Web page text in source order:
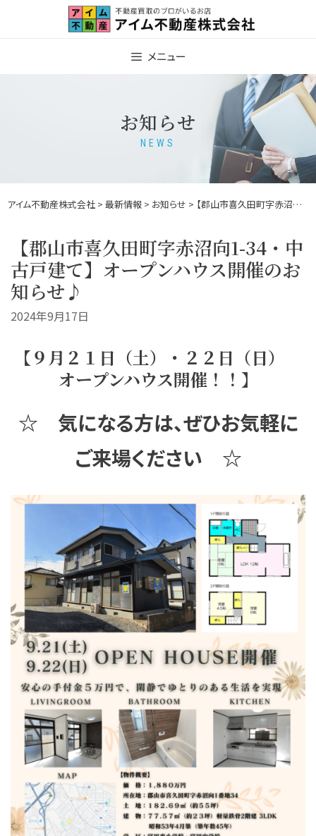
メニュー
お知らせ
NEWS
アイム不動産株式会社 > 最新情報 > お知らせ > 【郡山市喜久田町字赤沼向1-34・中古戸建て】オープンハウス開催のお知らせ♪
【郡山市喜久田町字赤沼向1-34・中
古戸建て】オープンハウス開催のお
知らせ♪
2024年9月17日
【９月２１日 （土）・２２日（日）
オープンハウス開催！！】
☆ 気になる方は、ぜひお気軽に
ご来場ください ☆